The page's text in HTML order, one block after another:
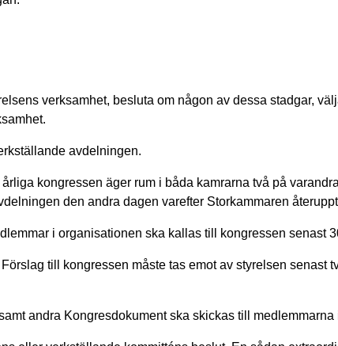
verksamhet, besluta om någon av dessa stadgar,
avdelningen.
kongressen äger rum i båda kamrarna två på
den andra dagen varefter Storkammaren
i organisationen ska kallas till kongressen senast
till kongressen måste tas emot av styrelsen senast
andra Kongresdokument ska skickas till